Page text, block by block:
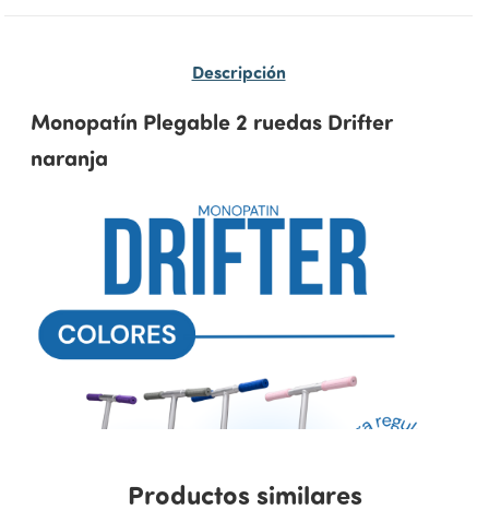
Descripción
Monopatín Plegable 2 ruedas Drifter
naranja
Productos similares